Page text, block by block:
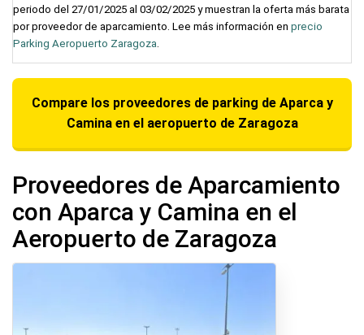
periodo del 27/01/2025 al 03/02/2025 y muestran la oferta más barata
por proveedor de aparcamiento. Lee más información en precio
Parking Aeropuerto Zaragoza.
Compare los proveedores de parking de Aparca y
Camina en el aeropuerto de Zaragoza
Proveedores de Aparcamiento
con Aparca y Camina en el
Aeropuerto de Zaragoza